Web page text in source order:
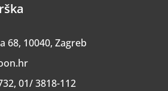
68, 10040, Zagreb
01/ 3818-112